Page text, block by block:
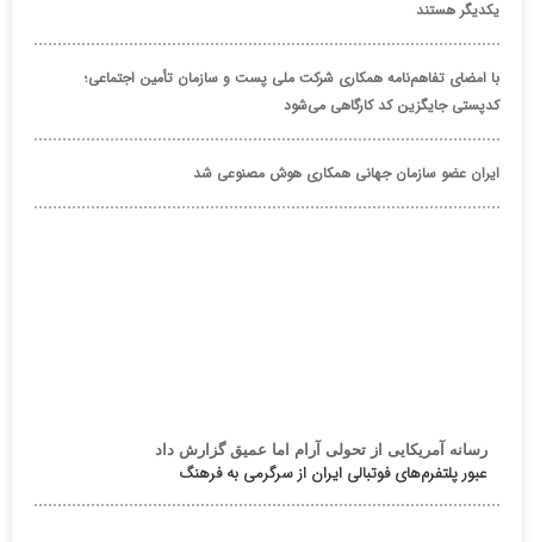
یکدیگر هستند
با امضای تفاهم‌نامه همکاری شرکت ملی پست و سازمان تأمین اجتماعی؛
کدپستی جایگزین کد کارگاهی می‌شود
ایران عضو سازمان جهانی همکاری هوش مصنوعی شد
رسانه آمریکایی از تحولی آرام اما عمیق گزارش داد
عبور پلتفرم‌های فوتبالی ایران از سرگرمی به فرهنگ